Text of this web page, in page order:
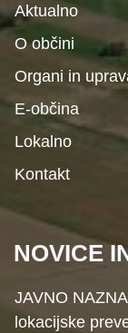
Aktualno
O občini
Organi in
E-občina
Lokalno
Kontakt
NOVICE
JAVNO
lokacijske